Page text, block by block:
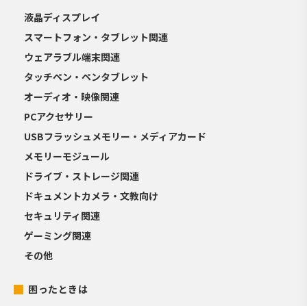
液晶ディスプレイ
スマートフォン・タブレット関連
ウェアラブル端末関連
タッチペン・ペンタブレット
オーディオ・映像関連
PCアクセサリー
USBフラッシュメモリー・メディアカード
メモリーモジュール
ドライブ・ストレージ関連
ドキュメントカメラ・文教向け
セキュリティ関連
ゲーミング関連
その他
困ったときは